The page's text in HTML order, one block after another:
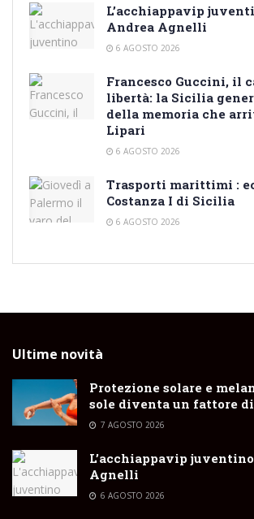
L’acchiappavip
Andrea Agnelli
6 AGOSTO 2026
Francesco Guccini, il
libertà: la Sicilia
della memoria che
Lipari
6 AGOSTO 2026
Trasporti marittimi :
Costanza I di Sicilia
6 AGOSTO 2026
Ultime novità
Protezione solare e
sole diventa un fattore
7 AGOSTO 2026
L’acchiappavip
Agnelli
6 AGOSTO 2026